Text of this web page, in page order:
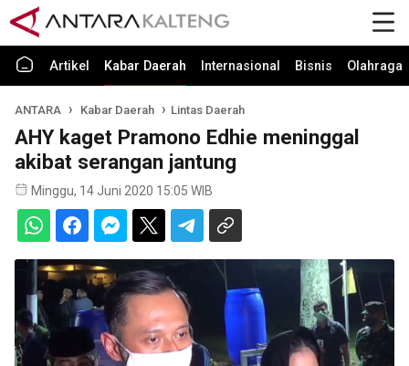
Artikel Kabar Daerah Internasional Bisnis Olahraga
ANTARA Kabar Daerah Lintas Daerah
AHY kaget Pramono Edhie meninggal
akibat serangan jantung
Minggu, 14 Juni 2020 15:05 WIB